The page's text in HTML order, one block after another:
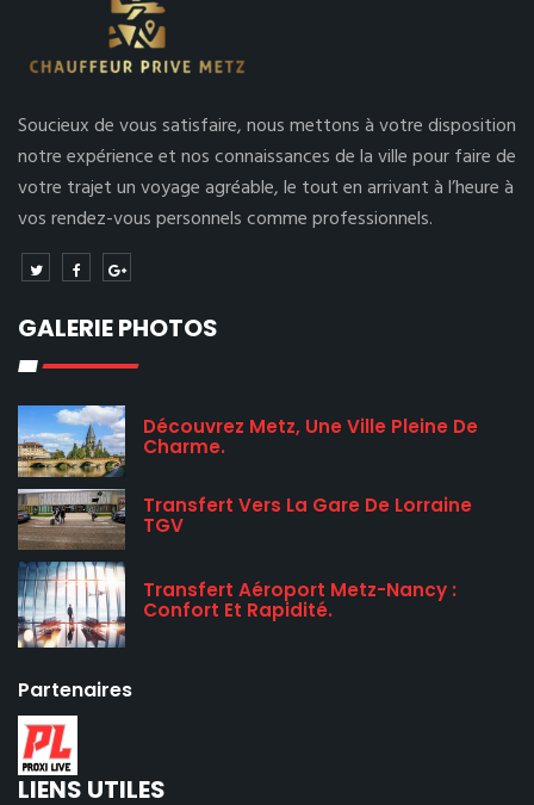
Soucieux de vous satisfaire, nous mettons à votre disposition
notre expérience et nos connaissances de la ville pour faire de
votre trajet un voyage agréable, le tout en arrivant à l’heure à
vos rendez-vous personnels comme professionnels.
GALERIE PHOTOS
Découvrez Metz, Une Ville Pleine De
Charme.
Transfert Vers La Gare De Lorraine
TGV
Transfert Aéroport Metz-Nancy :
Confort Et Rapidité.
Partenaires
LIENS UTILES